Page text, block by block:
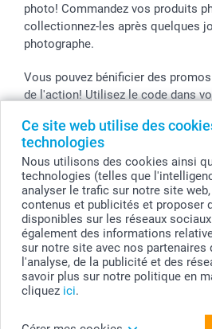
Ce site web utilise des
technologies
Nous utilisons des cookies ainsi
technologies (telles que
analyser le trafic sur notre site
contenus et publicités et proposer
disponibles sur les réseaux
également des informations
sur notre site avec nos partenaires
l'analyse, de la publicité et des
savoir plus sur notre politique en
cliquez ici.
couverture rigide personnalisée
photo! Commandez vos produits
collectionnez-les après quelques
photographe.
Vous pouvez bénificier des
de l'action! Utilisez le code dans
© smartphoto group. Tous droits réservés
smartphoto group SA.
Siège social : Kwatrechtsteenweg 160,
Numéro de TVA BE 0405.706.755
Numéro d'entreprise 0405.706.755.
Coordonnées bancaires: IBAN BE71 2850
Tous les prix sont en EURO (€), TVA